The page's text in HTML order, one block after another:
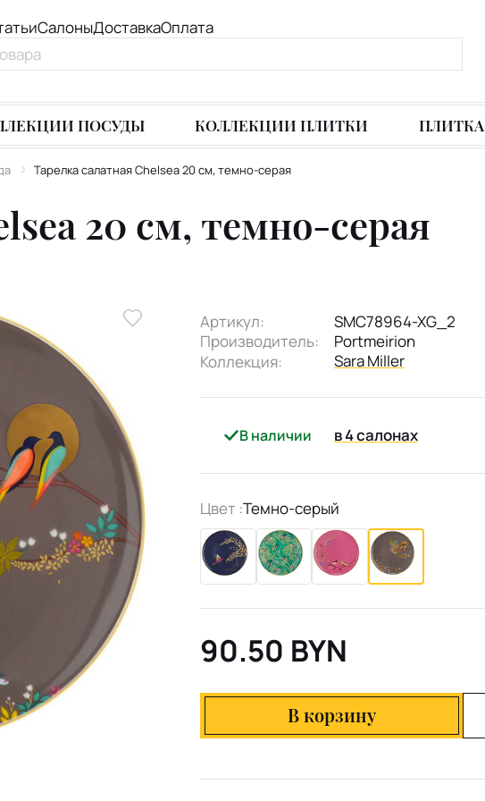
СалоныДоставкаОплата
ПОСУДЫ КОЛЛЕКЦИИ ПЛИТКИ ПЛИТКА
Тарелка салатная Chelsea 20 см, темно-серая
20 см, темно-серая
Артикул:
SMC78964-XG_2
Производитель:
Portmeirion
Коллекция:
Sara Miller
В наличии в 4 салонах
Цвет :Темно-серый
90.50 BYN
В корзину